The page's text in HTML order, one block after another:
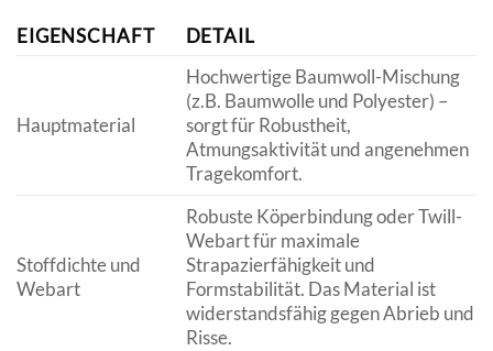
EIGENSCHAFT DETAIL
Hauptmaterial
Hochwertige Baumwoll-Mischung
(z.B. Baumwolle und Polyester) –
sorgt für Robustheit,
Atmungsaktivität und angenehmen
Tragekomfort.
Stoffdichte und
Webart
Robuste Köperbindung oder Twill-
Webart für maximale
Strapazierfähigkeit und
Formstabilität. Das Material ist
widerstandsfähig gegen Abrieb und
Risse.